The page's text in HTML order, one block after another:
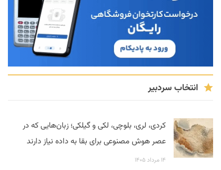
انتخاب سردبیر
کردی، لری، بلوچی، لکی و گیلکی؛ زبان‌هایی که در
عصر هوش مصنوعی برای بقا به داده نیاز دارند
۱۴ مرداد ۱۴۰۵